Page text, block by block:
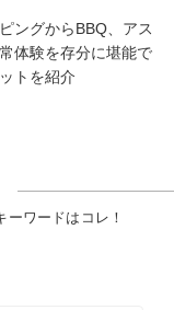
ングからBBQ、アス
体験を存分に堪能で
トを紹介
ワードはコレ！